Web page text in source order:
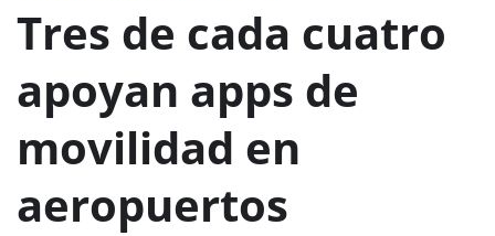
Tres de cada cuatro
apoyan apps de
movilidad en
aeropuertos